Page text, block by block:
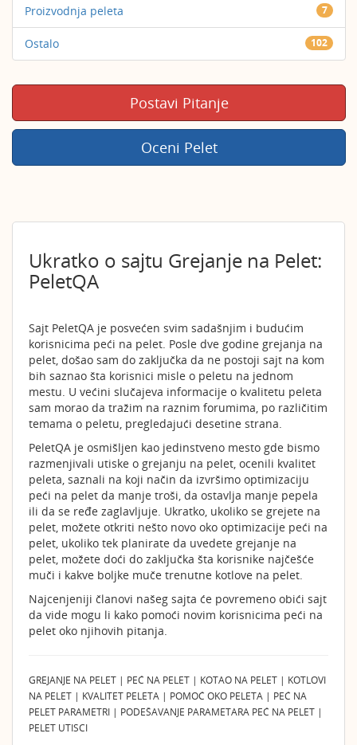
Proizvodnja peleta 7
Ostalo 102
Postavi Pitanje
Oceni Pelet
Ukratko o sajtu Grejanje na Pelet:
PeletQA
Sajt PeletQA je posvećen svim sadašnjim i budućim
korisnicima peći na pelet. Posle dve godine grejanja na
pelet, došao sam do zaključka da ne postoji sajt na kom
bih saznao šta korisnici misle o peletu na jednom
mestu. U većini slučajeva informacije o kvalitetu peleta
sam morao da tražim na raznim forumima, po različitim
temama o peletu, pregledajući desetine strana.
PeletQA je osmišljen kao jedinstveno mesto gde bismo
razmenjivali utiske o grejanju na pelet, ocenili kvalitet
peleta, saznali na koji način da izvršimo optimizaciju
peći na pelet da manje troši, da ostavlja manje pepela
ili da se ređe zaglavljuje. Ukratko, ukoliko se grejete na
pelet, možete otkriti nešto novo oko optimizacije peći na
pelet, ukoliko tek planirate da uvedete grejanje na
pelet, možete doći do zaključka šta korisnike najčešće
muči i kakve boljke muče trenutne kotlove na pelet.
Najcenjeniji članovi našeg sajta će povremeno obići sajt
da vide mogu li kako pomoći novim korisnicima peći na
pelet oko njihovih pitanja.
GREJANJE NA PELET | PEĆ NA PELET | KOTAO NA PELET | KOTLOVI
NA PELET | KVALITET PELETA | POMOĆ OKO PELETA | PEĆ NA
PELET PARAMETRI | PODEŠAVANJE PARAMETARA PEĆ NA PELET |
PELET UTISCI